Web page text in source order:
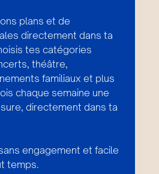
plans et de
directement dans ta
tes catégories
théâtre,
familiaux et plus
chaque semaine une
directement dans ta
engagement et facile
temps.